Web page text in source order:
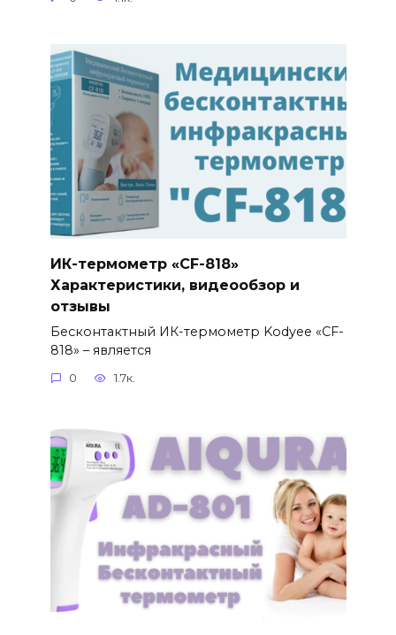
ИК-термометр «CF-818»
Характеристики, видеообзор и
отзывы
Бесконтактный ИК-термометр Kodyee «CF-
818» – является
0 1.7к.